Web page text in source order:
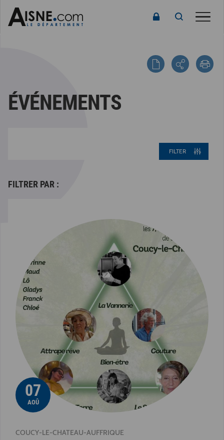
ÉVÉNEMENTS
FILTER
FILTRER PAR :
07
AOÛ
COUCY-LE-CHATEAU-AUFFRIQUE